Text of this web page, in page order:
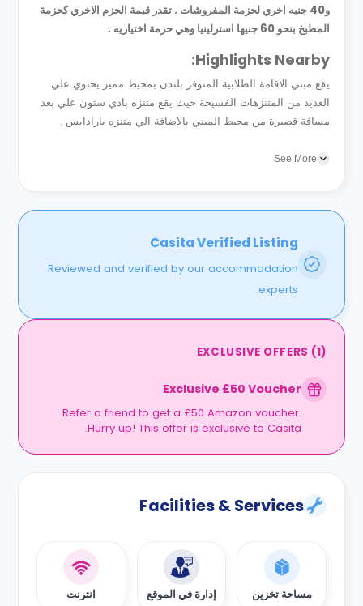
و40 جنيه اخري لحزمة المفروشات . تقدر قيمة الحزم الاخري كحزمة
المطبخ بنحو 60 جنيها استرلينيا وهي حزمة اختياريه .
Highlights Nearby:
يقع مبني الاقامة الطلابية المتوفر بلندن بمحيط مميز يحتوي علي
العديد من المتنزهات الفسيحة حيث يقع متنزه بادي ستون علي بعد
مسافة قصيرة من محيط المبني بالاضافة الي متنزه بارادايس .
See More
Casita Verified Listing
Reviewed and verified by our accommodation
experts.
EXCLUSIVE OFFERS (1)
Exclusive £50 Voucher
Refer a friend to get a £50 Amazon voucher.
Hurry up! This offer is exclusive to Casita.
Facilities & Services
مساحة تخزين إدارة في الموقع انترنت